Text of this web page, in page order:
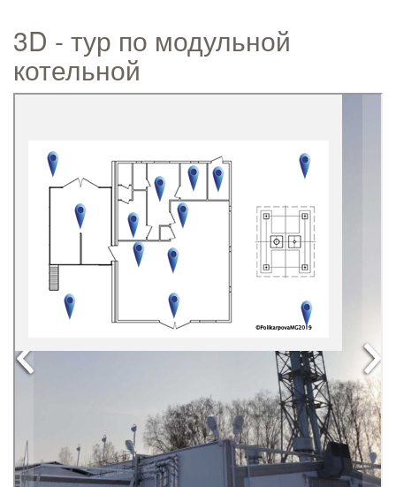
3D - тур по модульной
котельной